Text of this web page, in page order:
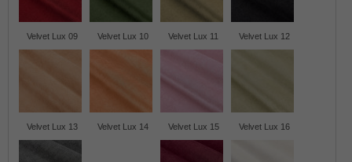
Velvet Lux 09 Velvet Lux 10 Velvet Lux 11 Velvet Lux 12
Velvet Lux 13 Velvet Lux 14 Velvet Lux 15 Velvet Lux 16